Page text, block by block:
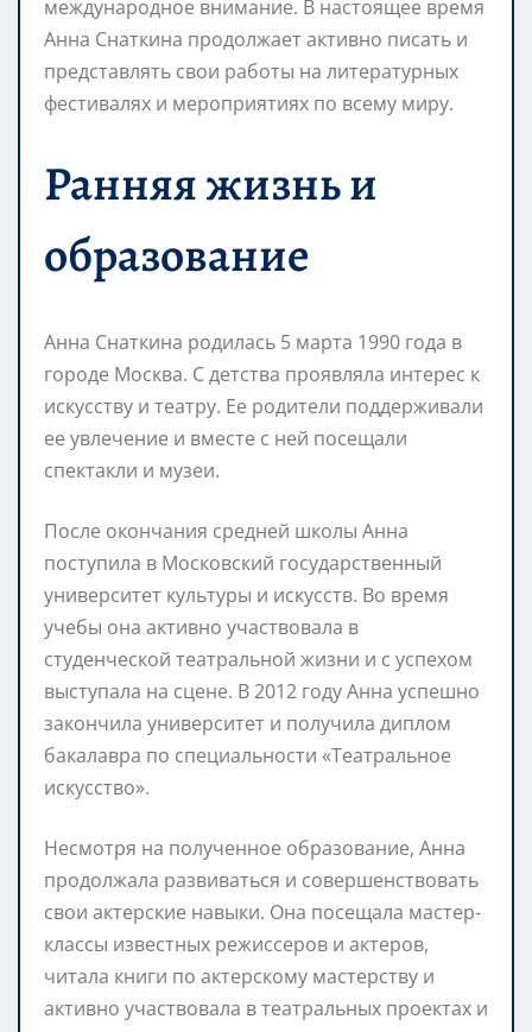
международное внимание. В настоящее время
Анна Снаткина продолжает активно писать и
представлять свои работы на литературных
фестивалях и мероприятиях по всему миру.
Ранняя жизнь и
образование
Анна Снаткина родилась 5 марта 1990 года в
городе Москва. С детства проявляла интерес к
искусству и театру. Ее родители поддерживали
ее увлечение и вместе с ней посещали
спектакли и музеи.
После окончания средней школы Анна
поступила в Московский государственный
университет культуры и искусств. Во время
учебы она активно участвовала в
студенческой театральной жизни и с успехом
выступала на сцене. В 2012 году Анна успешно
закончила университет и получила диплом
бакалавра по специальности «Театральное
искусство».
Несмотря на полученное образование, Анна
продолжала развиваться и совершенствовать
свои актерские навыки. Она посещала мастер-
классы известных режиссеров и актеров,
читала книги по актерскому мастерству и
активно участвовала в театральных проектах и